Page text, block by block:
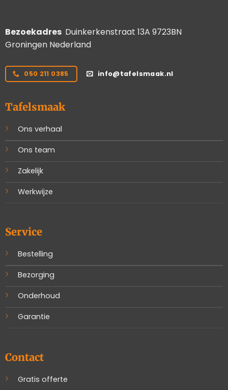
Bezoekadres Duinkerkenstraat 13A 9723BN
Groningen Nederland
050 211 0385 info@tafelsmaak.nl
Tafelsmaak
Ons verhaal
Ons team
Zakelijk
Werkwijze
Service
Bestelling
Bezorging
Onderhoud
Garantie
Contact
Gratis offerte